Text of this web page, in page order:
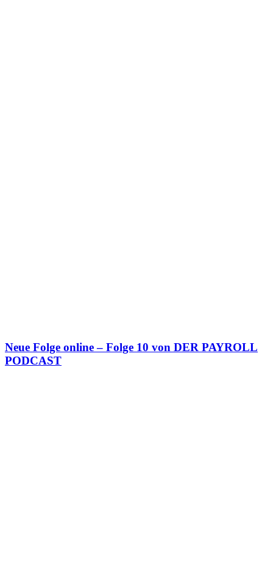
Neue Folge online – Folge 10 von DER PAYROLL
PODCAST